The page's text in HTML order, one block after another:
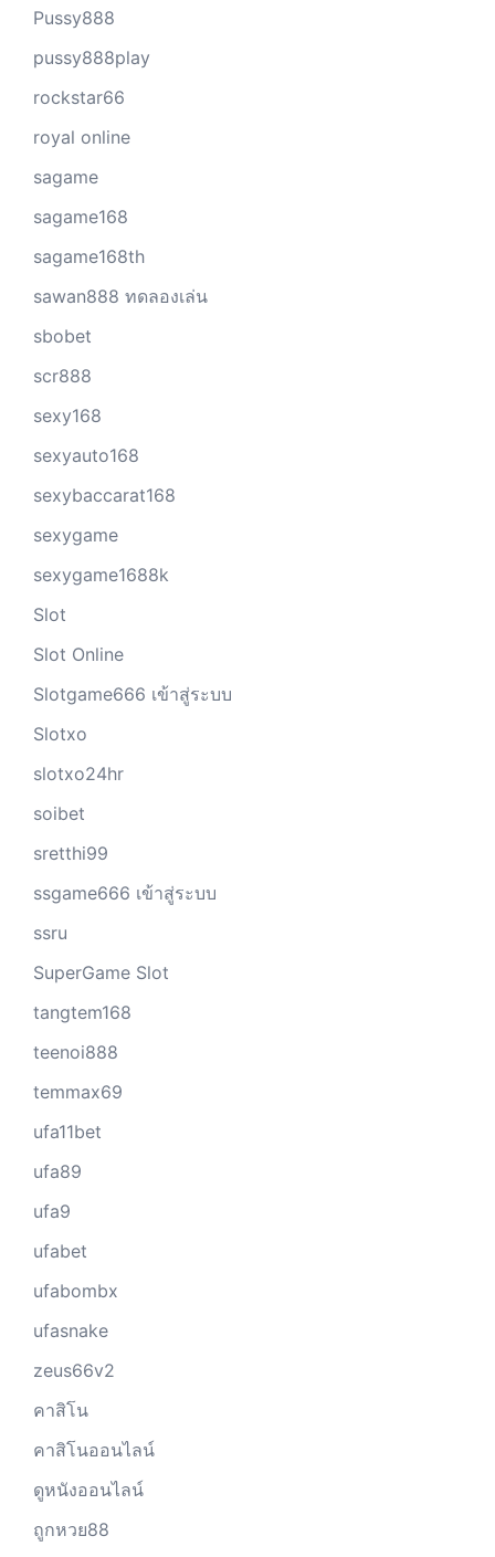
Pussy888
pussy888play
rockstar66
royal online
sagame
sagame168
sagame168th
sawan888 ทดลองเล่น
sbobet
scr888
sexy168
sexyauto168
sexybaccarat168
sexygame
sexygame1688k
Slot
Slot Online
Slotgame666 เข้าสู่ระบบ
Slotxo
slotxo24hr
soibet
sretthi99
ssgame666 เข้าสู่ระบบ
ssru
SuperGame Slot
tangtem168
teenoi888
temmax69
ufa11bet
ufa89
ufa9
ufabet
ufabombx
ufasnake
zeus66v2
คาสิโน
คาสิโนออนไลน์
ดูหนังออนไลน์
ถูกหวย88